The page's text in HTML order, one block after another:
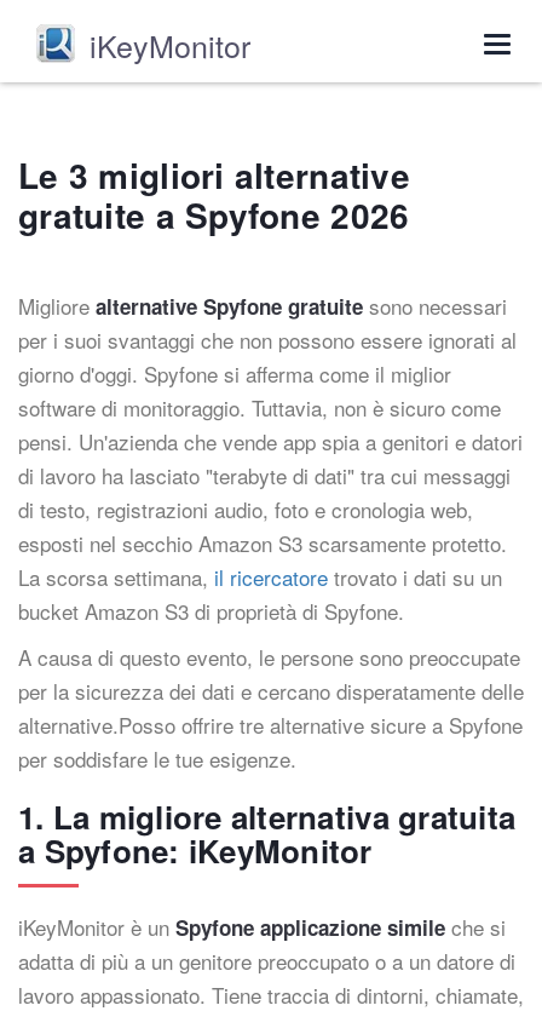
iKeyMonitor
Le 3 migliori alternative
gratuite a Spyfone 2026
Migliore alternative Spyfone gratuite sono necessari
per i suoi svantaggi che non possono essere ignorati al
giorno d'oggi. Spyfone si afferma come il miglior
software di monitoraggio. Tuttavia, non è sicuro come
pensi. Un'azienda che vende app spia a genitori e datori
di lavoro ha lasciato "terabyte di dati" tra cui messaggi
di testo, registrazioni audio, foto e cronologia web,
esposti nel secchio Amazon S3 scarsamente protetto.
La scorsa settimana, il ricercatore trovato i dati su un
bucket Amazon S3 di proprietà di Spyfone.
A causa di questo evento, le persone sono preoccupate
per la sicurezza dei dati e cercano disperatamente delle
alternative.Posso offrire tre alternative sicure a Spyfone
per soddisfare le tue esigenze.
1. La migliore alternativa gratuita
a Spyfone: iKeyMonitor
iKeyMonitor è un Spyfone applicazione simile che si
adatta di più a un genitore preoccupato o a un datore di
lavoro appassionato. Tiene traccia di dintorni, chiamate,